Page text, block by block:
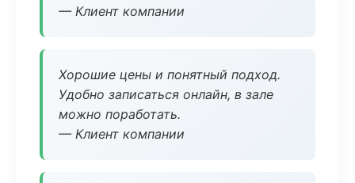
— Клиент компании
Хорошие цены и понятный подход.
Удобно записаться онлайн, в зале
можно поработать.
— Клиент компании